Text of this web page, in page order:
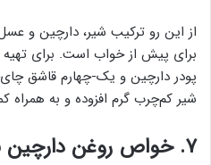
از این رو ترکیب شیر، دارچین و
برای پیش از خواب است. برای
پودر دارچین و یک-چهارم قاشق
شیر کم‌چرب گرم افزوده و به
۷. خواص روغن دارچین برای لاغری موضعی